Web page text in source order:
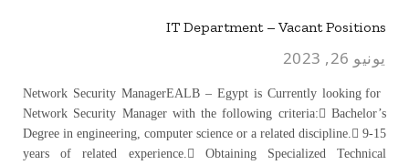
IT Department – Vacant Positions
يونيو 26, 2023
Network Security ManagerEALB – Egypt is Currently looking for
Network Security Manager with the following criteria: Bachelor’s
Degree in engineering, computer science or a related discipline. 9-15
years of related experience. Obtaining Specialized Technical